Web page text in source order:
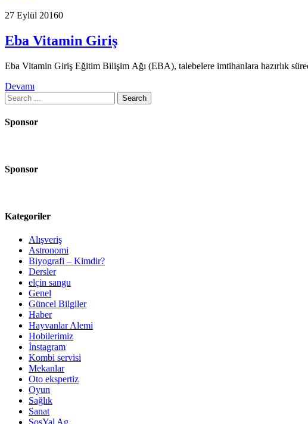
27 Eylül 20160
Eba Vitamin Giriş
Eba Vitamin Giriş Eğitim Bilişim Ağı (EBA), talebelere imtihanlara hazırlık
Devamı
Search
for:
Sponsor
Sponsor
Kategoriler
Alışveriş
Astronomi
Biyografi – Kimdir?
Dersler
elçin sangu
Genel
Güncel Bilgiler
Haber
Hayvanlar Alemi
Hobilerimiz
İnstagram
Kombi servisi
Mekanlar
Oto ekspertiz
Oyun
Sağlık
Sanat
SosYal Ag